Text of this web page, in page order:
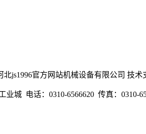
北js1996官方网站机械设备有限公司 技
城 电话：0310-6566620 传真：0310-